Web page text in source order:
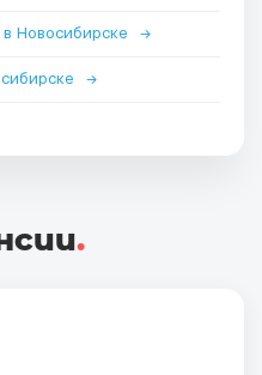
Новосибирске →
→
.